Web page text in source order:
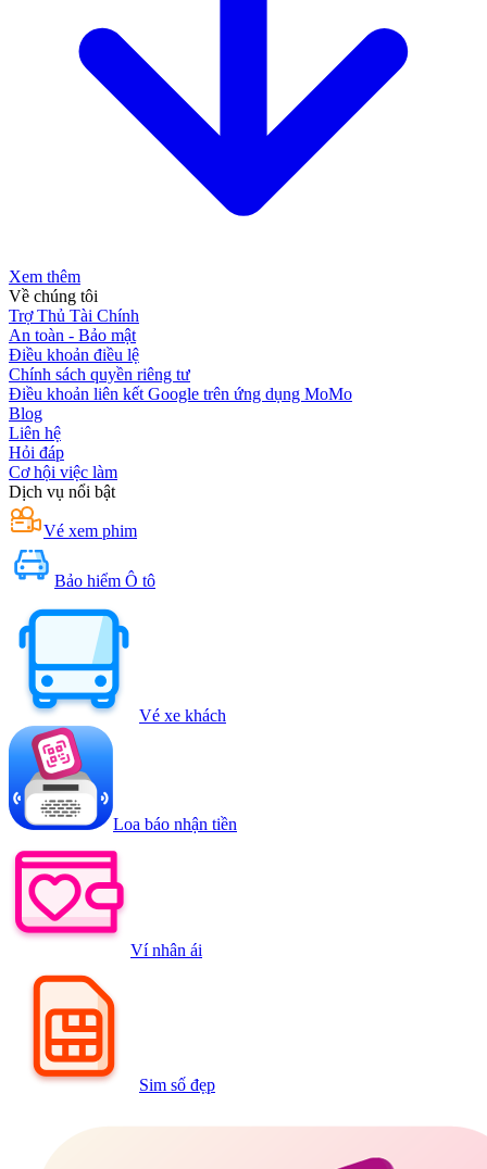
Xem thêm
Về chúng tôi
Trợ Thủ Tài Chính
An toàn - Bảo mật
Điều khoản điều lệ
Chính sách quyền riêng tư
Điều khoản liên kết Google trên ứng dụng MoMo
Blog
Liên hệ
Hỏi đáp
Cơ hội việc làm
Dịch vụ nổi bật
Vé xem phim
Bảo hiểm Ô tô
Vé xe khách
Loa báo nhận tiền
Ví nhân ái
Sim số đẹp